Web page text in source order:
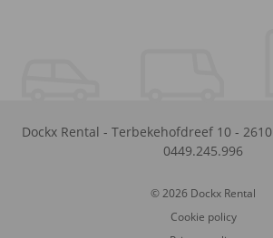
Dockx Rental - Terbekehofdreef 10 - 2610
0449.245.996
© 2026 Dockx Rental
Cookie policy